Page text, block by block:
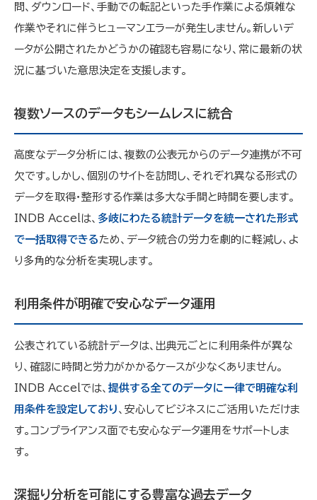
問、ダウンロード、手動での転記といった手作業による煩雑な
作業やそれに伴うヒューマンエラーが発生しません。新しいデ
ータが公開されたかどうかの確認も容易になり、常に最新の状
況に基づいた意思決定を支援します。
複数ソースのデータもシームレスに統合
高度なデータ分析には、複数の公表元からのデータ連携が不可
欠です。しかし、個別のサイトを訪問し、それぞれ異なる形式の
データを取得・整形する作業は多大な手間と時間を要します。
INDB Accelは、 多岐にわたる統計データを統一された形式
で一括取得できる ため、データ統合の労力を劇的に軽減し、よ
り多角的な分析を実現します。
利用条件が明確で安心なデータ運用
公表されている統計データは、出典元ごとに利用条件が異な
り、確認に時間と労力がかかるケースが少なくありません。
INDB Accelでは、 提供する全てのデータに一律で明確な利
用条件を設定しており 、安心してビジネスにご活用いただけま
す。コンプライアンス面でも安心なデータ運用をサポートしま
す。
深掘り分析を可能にする豊富な過去データ